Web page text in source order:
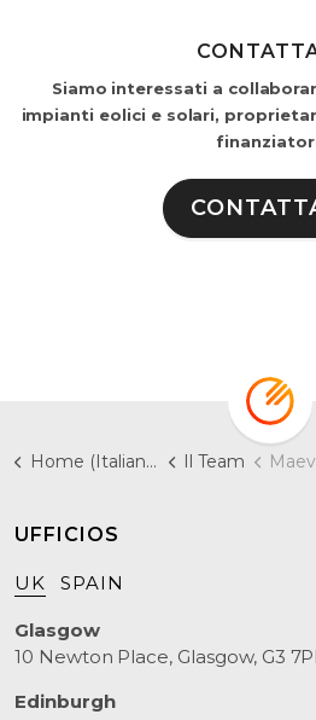
Siamo interessati a
impianti eolici e solari,
Home (Italiano) Il Team
UFFICIOS
UK SPAIN
Glasgow
10 Newton Place, Glasgow, G3
Edinburgh